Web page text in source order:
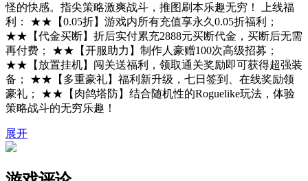
怪的快感。指尖策略激爽战斗，推图刷本乐趣无穷！ 上线福
利： ★★【0.05折】游戏内所有充值享永久0.05折福利；
★★【代金买断】折后实付累充2888元买断代金，买断后无需
再付费； ★★【开服助力】制作人豪赠100次高级招募；
★★【放置挂机】闯关送福利，领取通关奖励即可获得超强装
备； ★★【多重豪礼】福利新升级，七日签到、在线奖励领
豪礼； ★★【肉鸽塔防】结合随机性的Roguelike玩法，体验
策略战斗的无穷乐趣！
展开